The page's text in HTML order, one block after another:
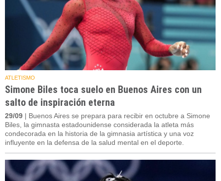
ATLETISMO
Simone Biles toca suelo en Buenos Aires con un
salto de inspiración eterna
29/09 | Buenos Aires se prepara para recibir en octubre a Simone
Biles, la gimnasta estadounidense considerada la atleta más
condecorada en la historia de la gimnasia artística y una voz
influyente en la defensa de la salud mental en el deporte.